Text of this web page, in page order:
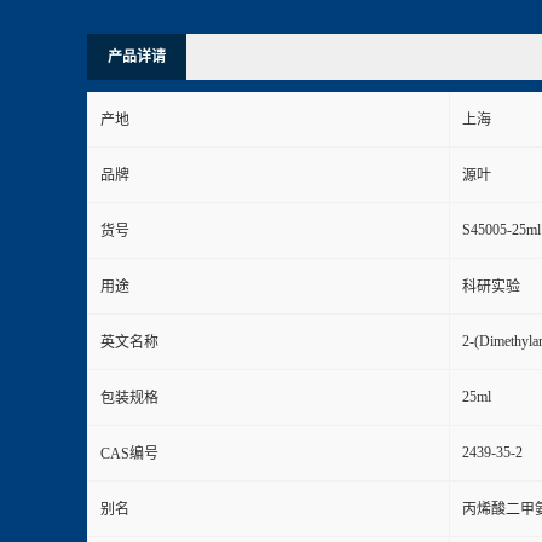
产品详请
产地 上海
品牌 源叶
货号 S45005-25ml
用途 科研实验
英文名称 2-
包装规格 25ml
CAS编号 2439-35-2
别名 丙烯酸二甲